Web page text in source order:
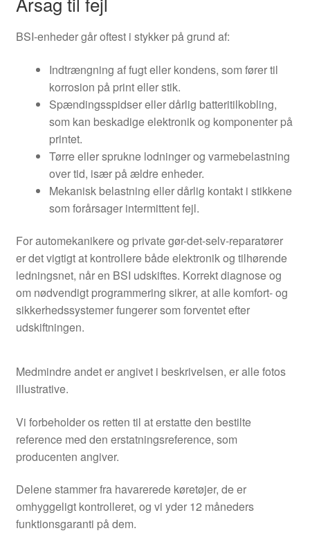
BSI-enheder går oftest i stykker på grund af:
Indtrængning af fugt eller kondens, som fører til
korrosion på print eller stik.
Spændingsspidser eller dårlig batteritilkobling,
som kan beskadige elektronik og komponenter på
printet.
Tørre eller sprukne lodninger og varmebelastning
over tid, især på ældre enheder.
Mekanisk belastning eller dårlig kontakt i stikkene
som forårsager intermittent fejl.
For automekanikere og private gør-det-selv-reparatører
er det vigtigt at kontrollere både elektronik og tilhørende
ledningsnet, når en BSI udskiftes. Korrekt diagnose og
om nødvendigt programmering sikrer, at alle komfort- og
sikkerhedssystemer fungerer som forventet efter
udskiftningen.
Medmindre andet er angivet i beskrivelsen, er alle fotos
illustrative.
Vi forbeholder os retten til at erstatte den bestilte
reference med den erstatningsreference, som
producenten angiver.
Delene stammer fra havarerede køretøjer, de er
omhyggeligt kontrolleret, og vi yder 12 måneders
funktionsgaranti på dem.